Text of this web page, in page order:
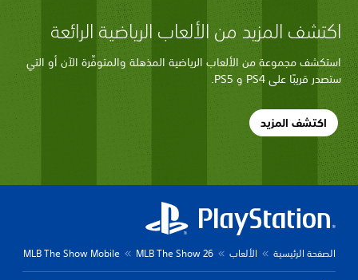
اكتشف المزيد من الألعاب الرياضية الرائعة
استكشف مجموعة من الألعاب الرياضية المذهلة والمتوفِّرة الآن أو التي
ستصدر قريبًا على PS4 و PS5.
اكتشف المزيد
الصفحة الرئيسية الألعاب MLB The Show 26
MLB The Show Mobile